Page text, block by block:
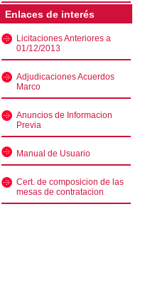
Enlaces de interés
Licitaciones Anteriores a
01/12/2013
Adjudicaciones Acuerdos
Marco
Anuncios de Informacion
Previa
Manual de Usuario
Cert. de composicion de las
mesas de contratacion